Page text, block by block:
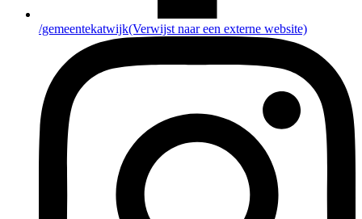
/gemeentekatwijk(Verwijst naar een externe website)